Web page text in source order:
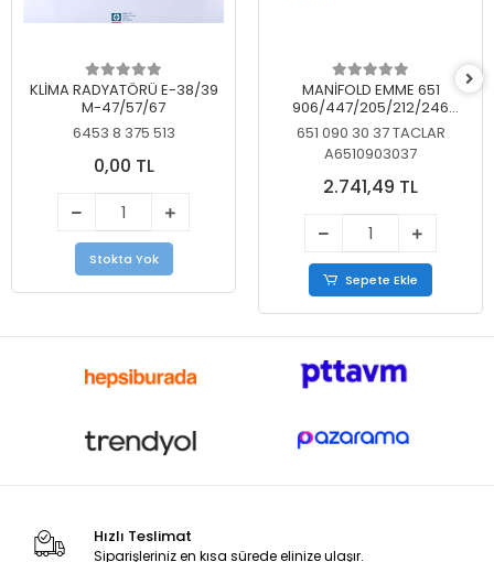
KLİMA RADYATÖRÜ E-38/39
M-47/57/67
6453 8 375 513
0,00 TL
Stokta Yok
MANİFOLD EMME 651
906/447/205/212/246
KELEBEKSİZ
651 090 30 37 TACLAR
A6510903037
2.741,49 TL
Sepete Ekle
Hızlı Teslimat
Siparişleriniz en kısa sürede elinize ulaşır.